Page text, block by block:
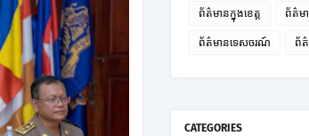
ព័ត៌មានក្នុងខេត្ត ព័ត៌ម
ព័ត៌មានទេសចរណ៍ ព័ត៌
CATEGORIES